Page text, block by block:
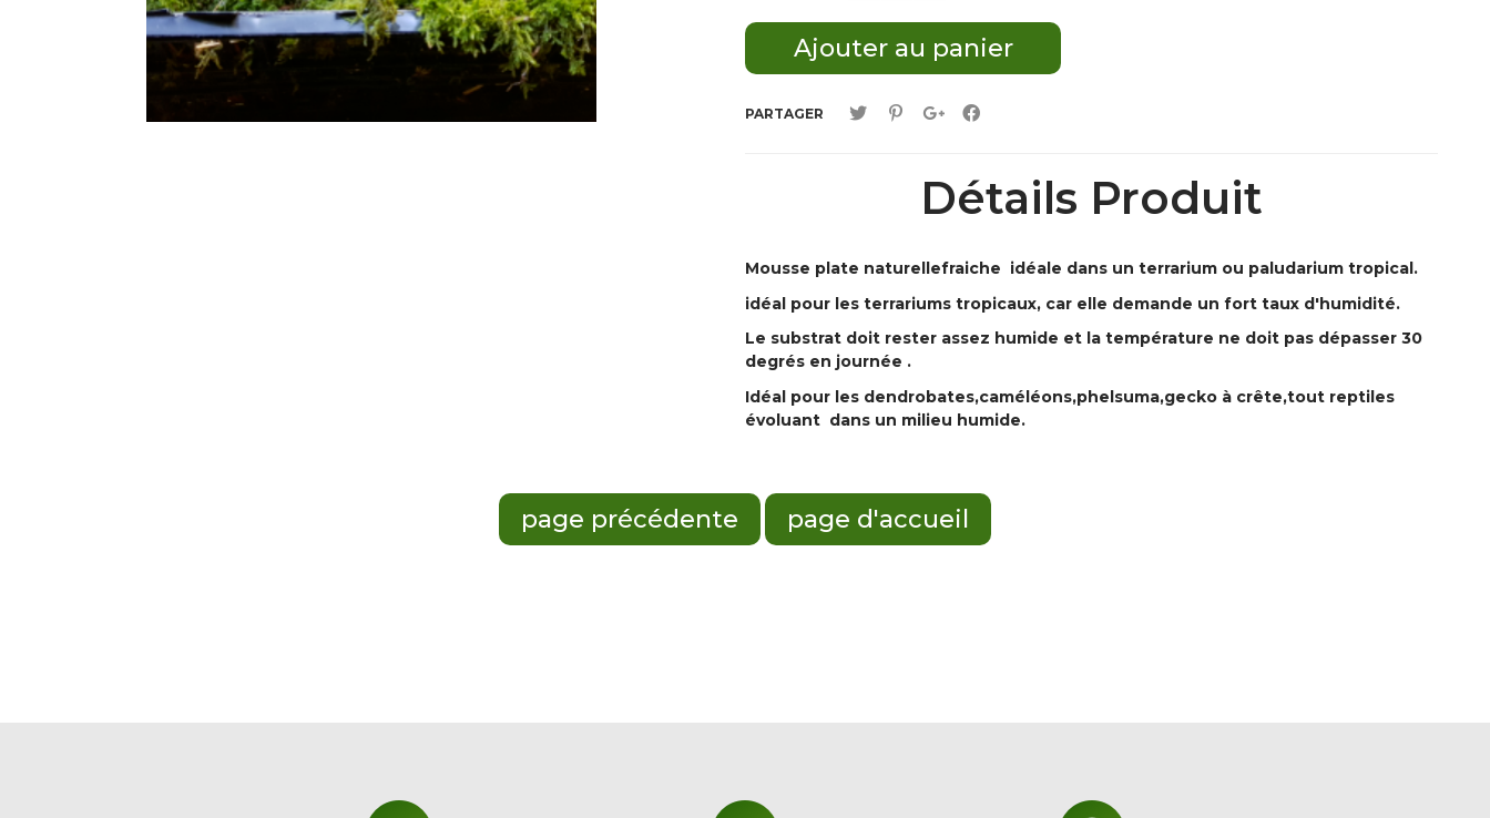
PARTAGER
Détails Produit
Mousse plate naturellefraiche idéale dans un terrarium ou paludarium tropical.
idéal pour les terrariums tropicaux, car elle demande un fort taux d'humidité.
Le substrat doit rester assez humide et la température ne doit pas dépasser 30
degrés en journée .
Idéal pour les dendrobates,caméléons,phelsuma,gecko à crête,tout reptiles
évoluant dans un milieu humide.